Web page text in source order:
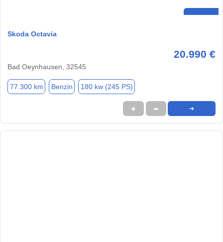
Skoda Octavia
20.990 €
Bad Oeynhausen, 32545
77.300 km Benzin 180 kw (245 PS)
★ ➦ ➜